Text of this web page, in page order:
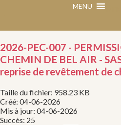
2026-PEC-007 -
CHEMIN DE BEL AIR -
reprise de revêtement de
Taille du fichier: 958.23 KB
Créé: 04-06-2026
Mis à jour: 04-06-2026
Succès: 25